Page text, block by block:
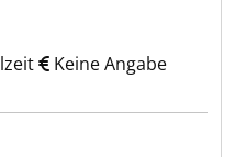
Keine Angabe